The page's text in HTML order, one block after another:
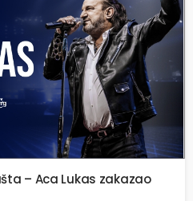
– Aca Lukas zakazao